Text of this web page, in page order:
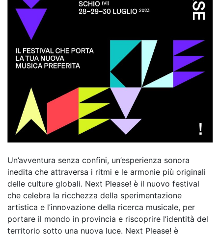
Un’avventura senza confini, un’esperienza sonora
inedita che attraversa i ritmi e le armonie più originali
delle culture globali. Next Please! è il nuovo festival
che celebra la ricchezza della sperimentazione
artistica e l’innovazione della ricerca musicale, per
portare il mondo in provincia e riscoprire l’identità del
territorio sotto una nuova luce. Next Please! è